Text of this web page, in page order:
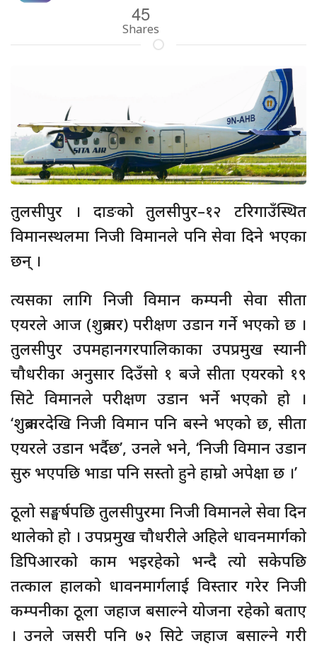
45
Shares
तुलसीपुर । दाङको तुलसीपुर–१२ टरिगाउँस्थित
विमानस्थलमा निजी विमानले पनि सेवा दिने भएका
छन् ।
त्यसका लागि निजी विमान कम्पनी सेवा सीता
एयरले आज (शुक्रबार) परीक्षण उडान गर्ने भएको छ ।
तुलसीपुर उपमहानगरपालिकाका उपप्रमुख स्यानी
चौधरीका अनुसार दिउँसो १ बजे सीता एयरको १९
सिटे विमानले परीक्षण उडान भर्ने भएको हो ।
‘शुक्रबारदेखि निजी विमान पनि बस्ने भएको छ, सीता
एयरले उडान भर्दैछ’, उनले भने, ‘निजी विमान उडान
सुरु भएपछि भाडा पनि सस्तो हुने हाम्रो अपेक्षा छ ।’
ठूलो सङ्घर्षपछि तुलसीपुरमा निजी विमानले सेवा दिन
थालेको हो । उपप्रमुख चौधरीले अहिले धावनमार्गको
डिपिआरको काम भइरहेको भन्दै त्यो सकेपछि
तत्काल हालको धावनमार्गलाई विस्तार गरेर निजी
कम्पनीका ठूला जहाज बसाल्ने योजना रहेको बताए
। उनले जसरी पनि ७२ सिटे जहाज बसाल्ने गरी